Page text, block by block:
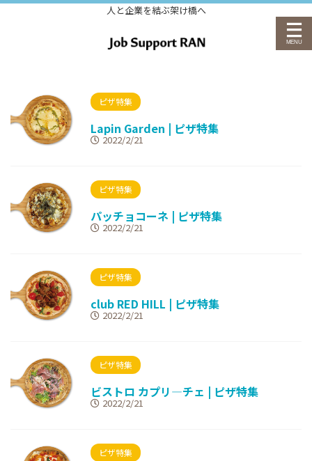
人と企業を結ぶ架け橋へ
ピザ特集
Lapin Garden | ピザ特集
2022/2/21
ピザ特集
パッチョコーネ | ピザ特集
2022/2/21
ピザ特集
club RED HILL | ピザ特集
2022/2/21
ピザ特集
ビストロ カプリ―チェ | ピザ特集
2022/2/21
ピザ特集